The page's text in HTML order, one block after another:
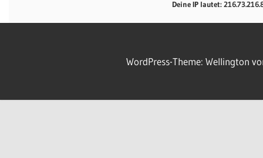
Deine IP lautet:
WordPress-Theme: Wellington